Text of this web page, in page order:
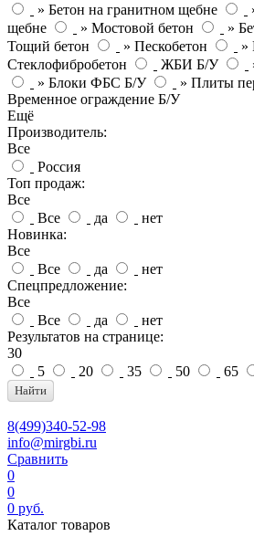
» Бетон на гранитном щебне
щебне
» Мостовой бетон »
Тощий бетон
» Пескобетон
»
Стеклофибробетон
ЖБИ Б/У
» Блоки ФБС Б/У
» Плиты
Временное ограждение Б/У
Ещё
Производитель:
Все
Россия
Топ продаж:
Все
Все
да
нет
Новинка:
Все
Все
да
нет
Спецпредложение:
Все
Все
да
нет
Результатов на странице:
30
5
20 35 50 65
Найти
8(499)340-52-98
info@mirgbi.ru
Сравнить
0
0
0 руб.
Каталог товаров